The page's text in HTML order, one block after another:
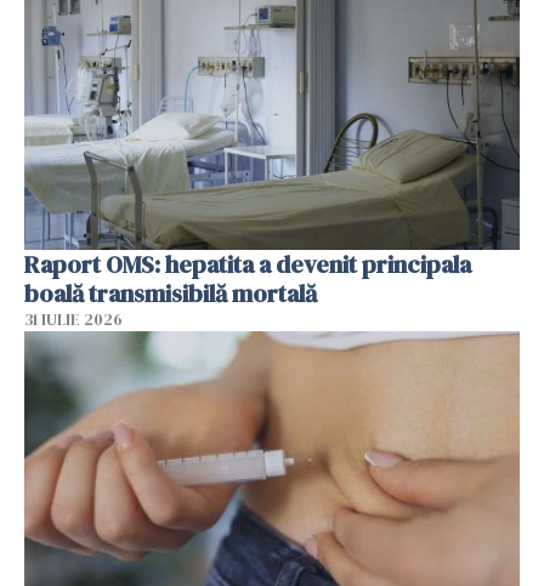
Raport OMS: hepatita a devenit principala
boală transmisibilă mortală
31 IULIE 2026